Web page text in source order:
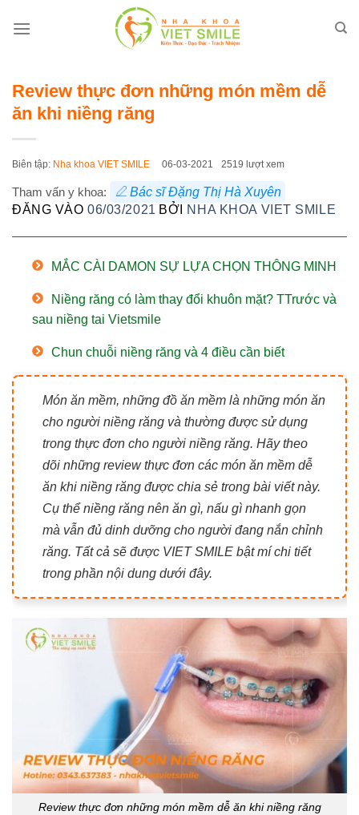
qua
Review thực đơn những món mềm dễ
ăn khi niềng răng
Biên tập: Nha khoa VIET SMILE 06-03-2021 2519 lượt xem
Tham vấn y khoa:
Bác sĩ Đặng Thị Hà Xuyên
ĐĂNG VÀO06/03/2021 BỞI NHA KHOA VIET SMILE
MẮC CÀI DAMON SỰ LỰA CHỌN THÔNG MINH
Niềng răng có làm thay đổi khuôn mặt? TTrước và
sau niềng tai Vietsmile
Chun chuỗi niềng răng và 4 điều cần biết
Món ăn mềm, những đồ ăn mềm là những món ăn
cho người niềng răng và thường được sử dụng
trong thực đơn cho người niềng răng. Hãy theo
dõi những review thực đơn các món ăn mềm dễ
ăn khi niềng răng được chia sẻ trong bài viết này.
Cụ thể niềng răng nên ăn gì, nấu gì nhanh gọn
mà vẫn đủ dinh dưỡng cho người đang nắn chỉnh
răng. Tất cả sẽ được VIET SMILE bật mí chi tiết
trong phần nội dung dưới đây.
Review thực đơn những món mềm dễ ăn khi niềng răng